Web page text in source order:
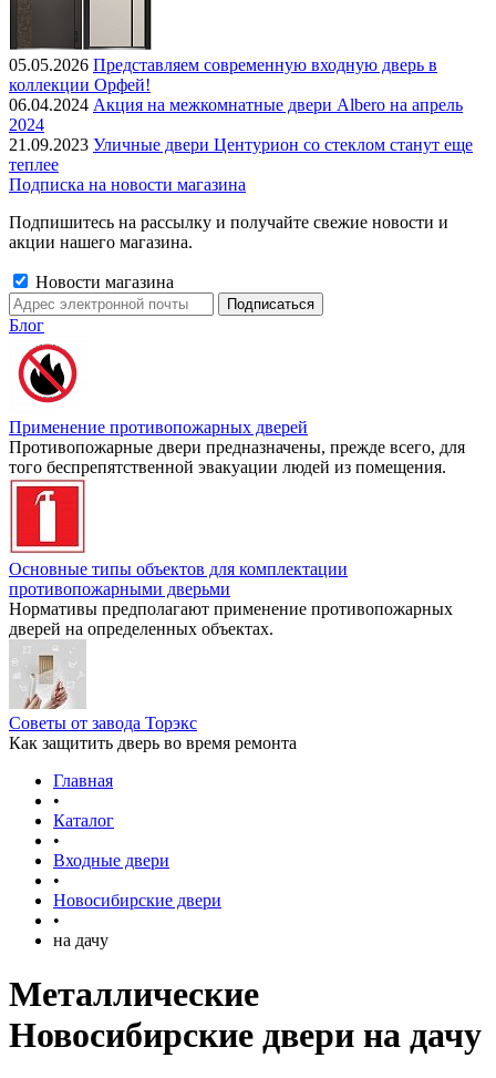
05.05.2026 Представляем современную входную дверь в
коллекции Орфей!
06.04.2024 Акция на межкомнатные двери Albero на апрель
2024
21.09.2023 Уличные двери Центурион со стеклом станут еще
теплее
Подписка на новости магазина
Подпишитесь на рассылку и получайте свежие новости и
акции нашего магазина.
Новости магазина
Блог
Применение противопожарных дверей
Противопожарные двери предназначены, прежде всего, для
того беспрепятственной эвакуации людей из помещения.
Основные типы объектов для комплектации
противопожарными дверьми
Нормативы предполагают применение противопожарных
дверей на определенных объектах.
Советы от завода Торэкс
Как защитить дверь во время ремонта
Главная
•
Каталог
•
Входные двери
•
Новосибирские двери
•
на дачу
Металлические
Новосибирские двери на дачу